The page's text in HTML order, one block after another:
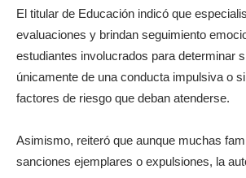
El titular de Educación indicó que
evaluaciones y brindan seguimiento
estudiantes involucrados para determinar
únicamente de una conducta impulsiva o
factores de riesgo que deban atenderse.
Asimismo, reiteró que aunque muchas
sanciones ejemplares o expulsiones, la